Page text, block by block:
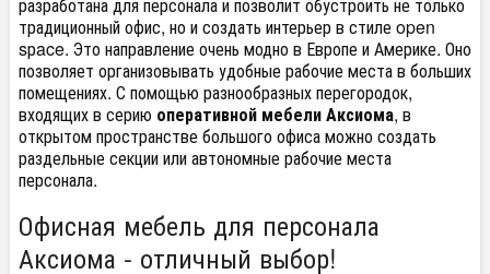
разработана для персонала и позволит обустроить не только
традиционный офис, но и создать интерьер в стиле open
sрace. Это направление очень модно в Европе и Америке. Оно
позволяет организовывать удобные рабочие места в больших
помещениях. С помощью разнообразных перегородок,
входящих в серию оперативной мебели Аксиома, в
открытом пространстве большого офиса можно создать
раздельные секции или автономные рабочие места
персонала.
Офисная мебель для персонала
Аксиома - отличный выбор!